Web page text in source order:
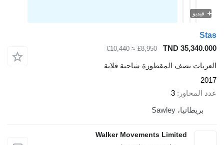
فيديو
Stas
TND 35,340.000
£8,950
≈ €10,440
العربات نصف المقطورة شاحنة قلابة
2017
عدد المحاور
3
بريطانيا، Sawley
Walker Movements Limited